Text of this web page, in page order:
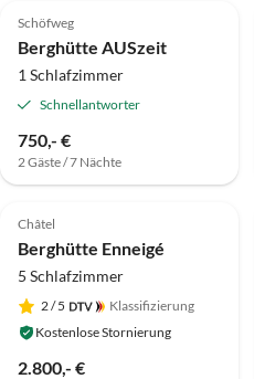
Schöfweg
Berghütte AUSzeit
1 Schlafzimmer
Schnellantworter
750,- €
2 Gäste / 7 Nächte
Châtel
Berghütte Enneigé
5 Schlafzimmer
2/ 5
Klassifizierung
Kostenlose Stornierung
2.800,- €